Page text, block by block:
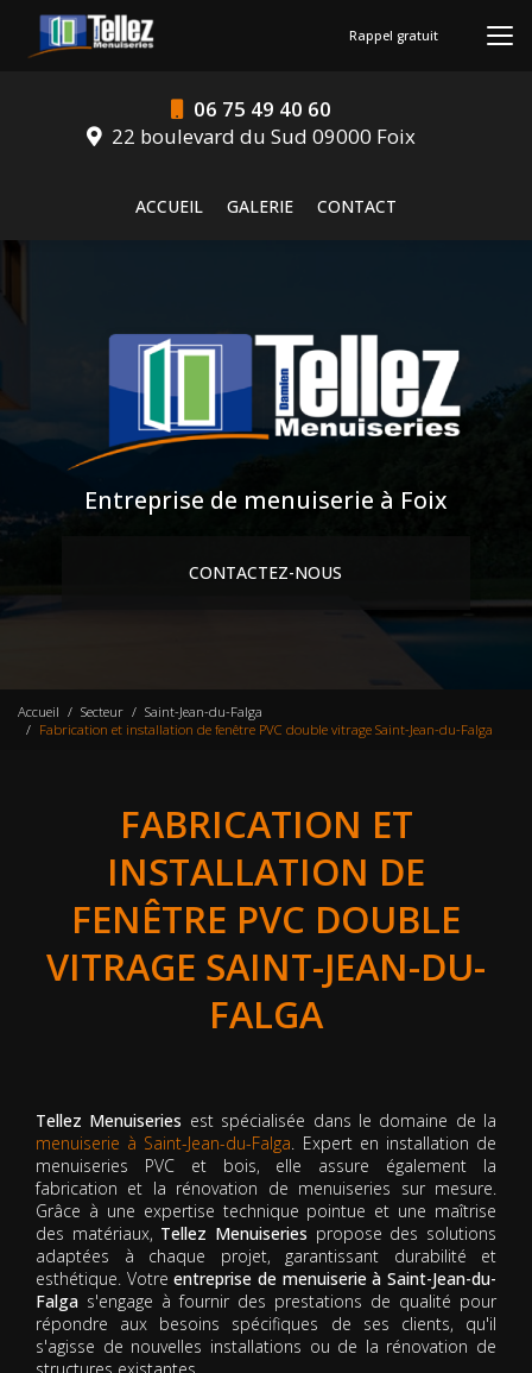
contenu
06 75 49 40 60
22 boulevard du Sud 09000 Foix
ACCUEIL
GALERIE CONTACT
Rappel gratuit
Entreprise de menuiserie à Foix
CONTACTEZ-NOUS
Accueil Secteur
Saint-Jean-du-Falga
Fabrication et installation de fenêtre PVC double vitrage Saint-Jean-du-Falga
FABRICATION ET
INSTALLATION DE
FENÊTRE PVC DOUBLE
VITRAGE SAINT-JEAN-DU-
FALGA
Tellez Menuiseries est spécialisée dans le domaine de la
menuiserie à Saint-Jean-du-Falga. Expert en installation de
menuiseries PVC et bois, elle assure également la
fabrication et la rénovation de menuiseries sur mesure.
Grâce à une expertise technique pointue et une maîtrise
des matériaux, Tellez Menuiseries propose des solutions
adaptées à chaque projet, garantissant durabilité et
esthétique. Votreentreprise de menuiserie à Saint-Jean-du-
Falga s'engage à fournir des prestations de qualité pour
répondre aux besoins spécifiques de ses clients, qu'il
s'agisse de nouvelles installations ou de la rénovation de